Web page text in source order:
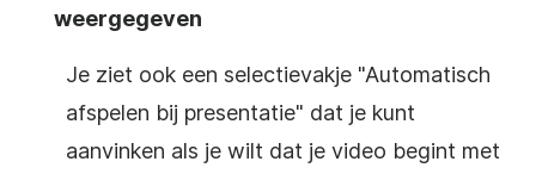
weergegeven
Je ziet ook een selectievakje "Automatisch
afspelen bij presentatie" dat je kunt
aanvinken als je wilt dat je video begint met